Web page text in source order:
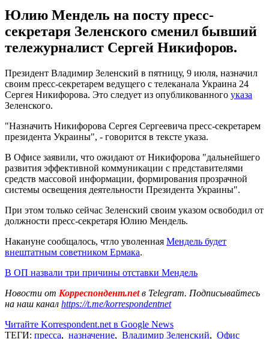
Юлию Мендель на посту пресс-
секретаря Зеленского сменил бывший
тележурналист Сергей Никифоров.
Президент Владимир Зеленский в пятницу, 9 июля, назначил
своим пресс-секретарем ведущего с телеканала Украина 24
Сергея Никифорова. Это следует из опубликованного указа
Зеленского.
"Назначить Никифорова Сергея Сергеевича пресс-секретарем
президента Украины", - говорится в тексте указа.
В Офисе заявили, что ожидают от Никифорова "дальнейшего
развития эффективной коммуникации с представителями
средств массовой информации, формирования прозрачной
системы освещения деятельности Президента Украины".
При этом только сейчас Зеленский своим указом освободил от
должности пресс-секретаря Юлию Мендель.
Накануне сообщалось, чтло уволенная Мендель будет
внештатным советником Ермака.
В ОП назвали три причины отставки Мендель
Новости от Корреспондент.netв Telegram. Подписывайтесь
на наш канал https://t.me/korrespondentnet
Читайте Korrespondent.net в Google News
ТЕГИ: пресса, назначение, Владимир Зеленский, Офис